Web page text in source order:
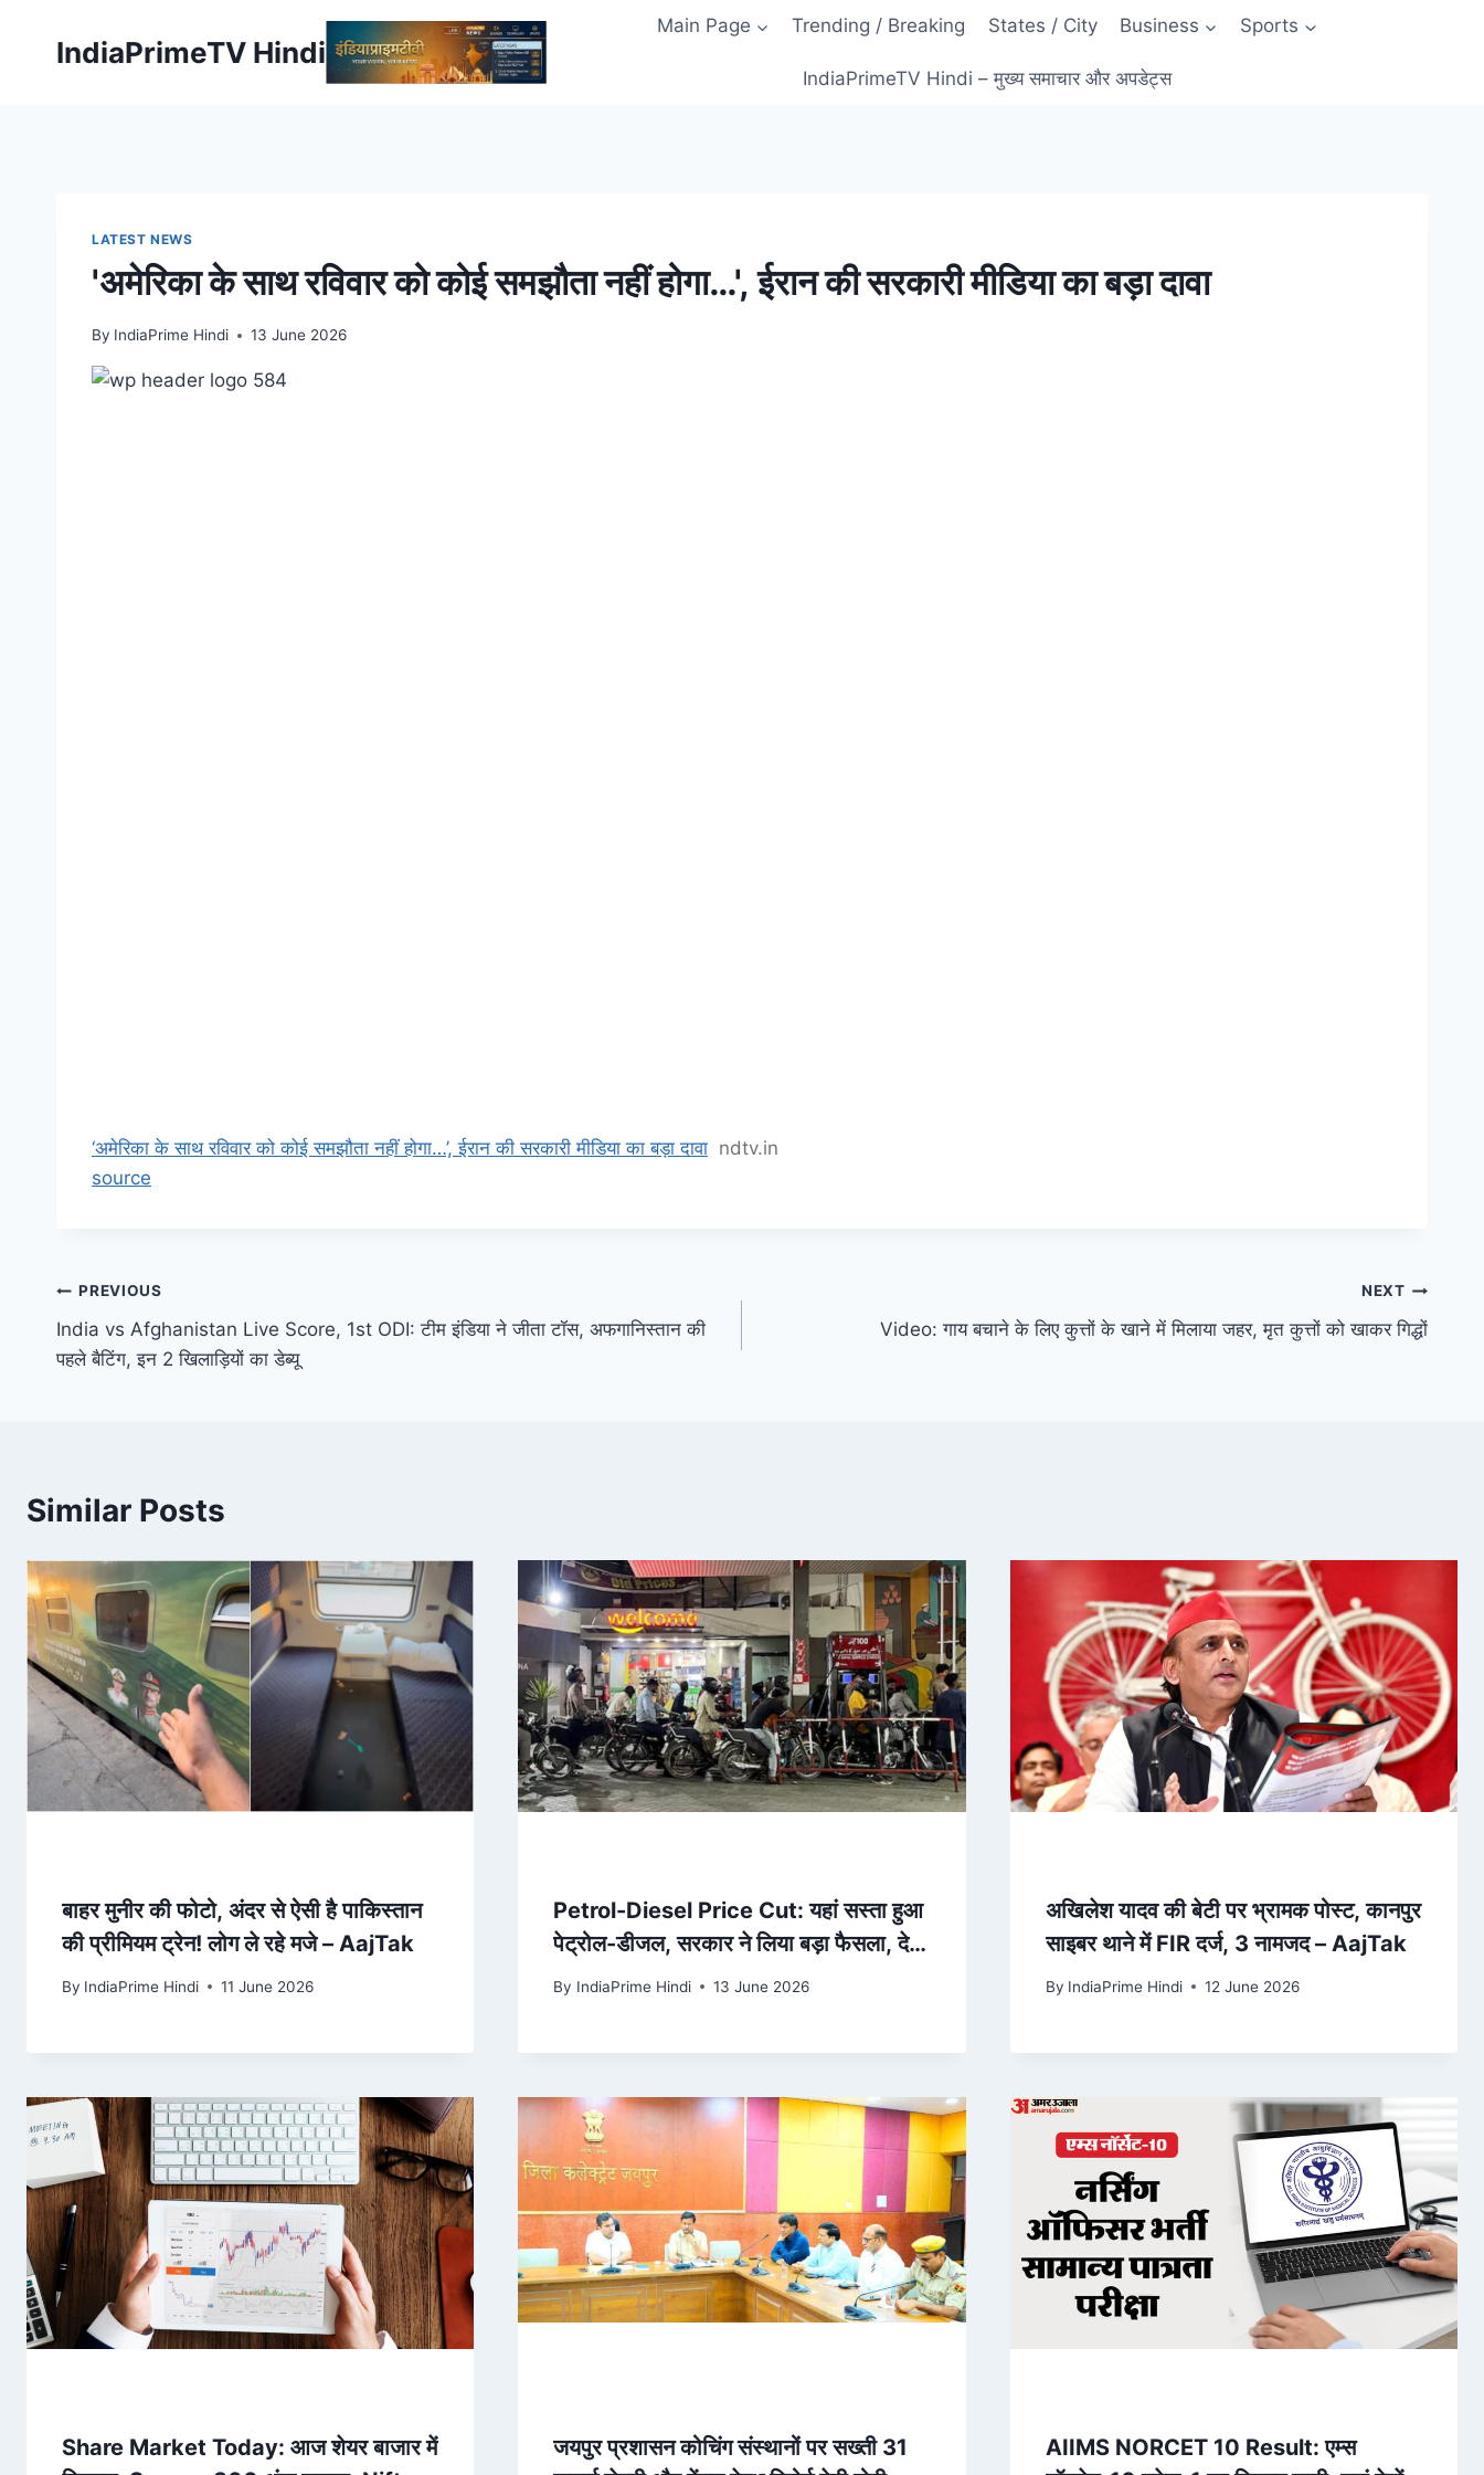
IndiaPrimeTV Hindi
Main Page Trending / Breaking States / City Business Sports
IndiaPrimeTV Hindi – मुख्य समाचार और अपडेट्स
LATEST NEWS
'अमेरिका के साथ रविवार को कोई समझौता नहीं होगा…', ईरान की सरकारी मीडिया का बड़ा दावा
By IndiaPrime Hindi 13 June 2026
‘अमेरिका के साथ रविवार को कोई समझौता नहीं होगा…’, ईरान की सरकारी मीडिया का बड़ा दावा ndtv.in
source
Post
navigation
PREVIOUS
India vs Afghanistan Live Score, 1st ODI: टीम इंडिया ने जीता टॉस, अफगानिस्तान की
पहले बैटिंग, इन 2 खिलाड़ियों का डेब्यू
NEXT
Video: गाय बचाने के लिए कुत्तों के खाने में मिलाया जहर, मृत कुत्तों को खाकर गिद्धों
Similar Posts
बाहर मुनीर की फोटो, अंदर से ऐसी है पाकिस्तान
की प्रीमियम ट्रेन! लोग ले रहे मजे – AajTak
By IndiaPrime Hindi 11 June 2026
Petrol-Diesel Price Cut: यहां सस्ता हुआ
पेट्रोल-डीजल, सरकार ने लिया बड़ा फैसला, देखें
नए रेट – AajTak
By IndiaPrime Hindi 13 June 2026
अखिलेश यादव की बेटी पर भ्रामक पोस्ट, कानपुर
साइबर थाने में FIR दर्ज, 3 नामजद – AajTak
By IndiaPrime Hindi 12 June 2026
Share Market Today: आज शेयर बाजार में
जयपुर प्रशासन कोचिंग संस्थानों पर सख्ती 31
AIIMS NORCET 10 Result: एम्स